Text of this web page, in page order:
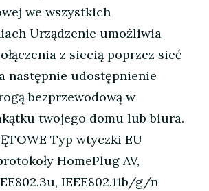
we wszystkich
Urządzenie umożliwia
z siecią poprzez sieć
następnie udostępnienie
bezprzewodową w
twojego domu lub biura.
Typ wtyczki EU
HomePlug AV,
IEEE802.11b/g/n